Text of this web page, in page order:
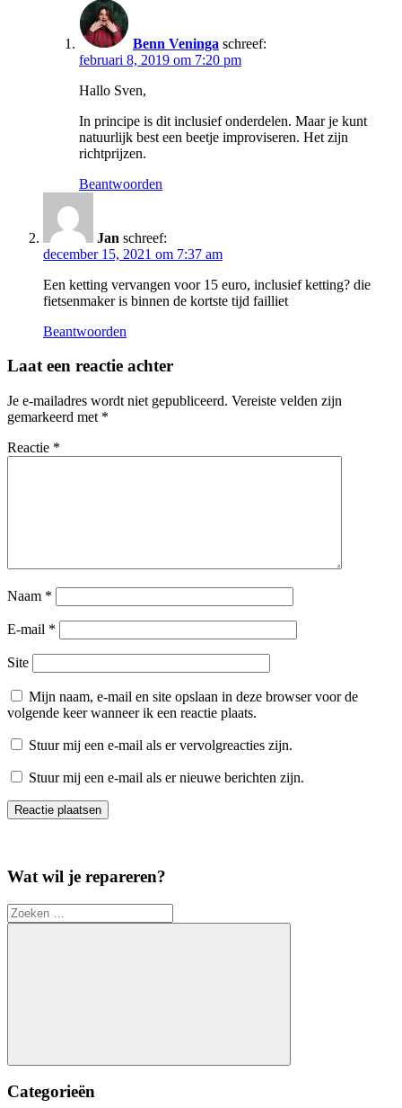
Benn Veninga schreef:
februari 8, 2019 om 7:20 pm
Hallo Sven,
In principe is dit inclusief onderdelen. Maar je kunt
natuurlijk best een beetje improviseren. Het zijn
richtprijzen.
Beantwoorden
Jan schreef:
december 15, 2021 om 7:37 am
Een ketting vervangen voor 15 euro, inclusief ketting? die
fietsenmaker is binnen de kortste tijd failliet
Beantwoorden
Laat een reactie achter
Je e-mailadres wordt niet gepubliceerd. Vereiste velden zijn
gemarkeerd met *
Reactie *
Naam *
E-mail *
Site
Mijn naam, e-mail en site opslaan in deze browser voor de
volgende keer wanneer ik een reactie plaats.
Stuur mij een e-mail als er vervolgreacties zijn.
Stuur mij een e-mail als er nieuwe berichten zijn.
Wat wil je repareren?
Zoeken
naar:
Zoeken
Categorieën